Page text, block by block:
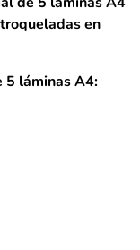
en
5 láminas A4: